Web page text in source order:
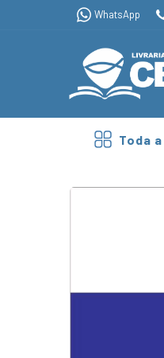
WhatsApp
Toda